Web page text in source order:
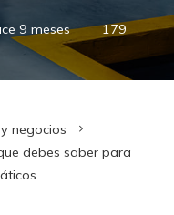
9 meses 179
negocios
debes saber para